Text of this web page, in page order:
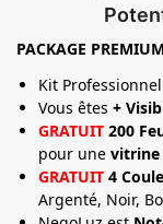
PACKAGE PREMIUM
Kit Professionnel
Vous êtes +
GRATUIT 200
pour une vitrine
GRATUIT 4
Argenté, Noir,